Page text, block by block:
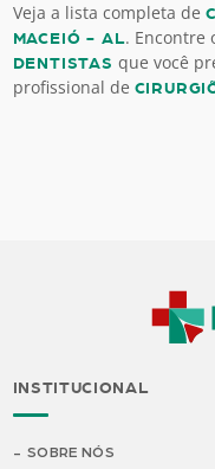
Veja a lista completa de
MACEIÓ - AL. Encontre
DENTISTAS que você
profissional de
INSTITUCIONAL
SOBRE NÓS